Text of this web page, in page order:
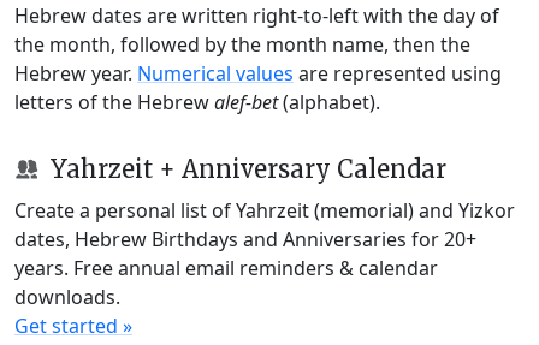
Hebrew dates are written right-to-left with the day of
the month, followed by the month name, then the
Hebrew year. Numerical values are represented using
letters of the Hebrewalef-bet(alphabet).
Yahrzeit + Anniversary Calendar
Create a personal list of Yahrzeit (memorial) and Yizkor
dates, Hebrew Birthdays and Anniversaries for 20+
years. Free annual email reminders & calendar
downloads.
Get started »